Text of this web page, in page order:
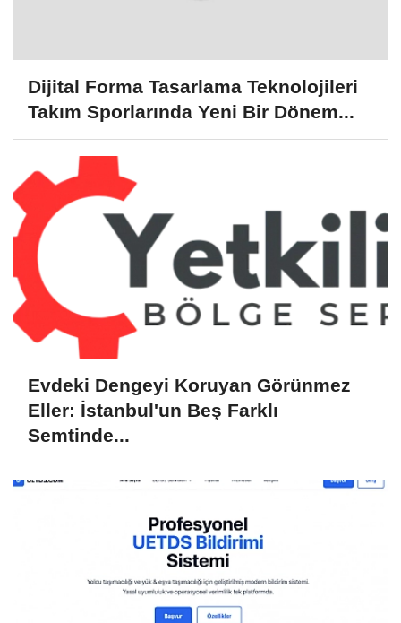
Dijital Forma Tasarlama Teknolojileri
Takım Sporlarında Yeni Bir Dönem...
Evdeki Dengeyi Koruyan Görünmez
Eller: İstanbul'un Beş Farklı
Semtinde...